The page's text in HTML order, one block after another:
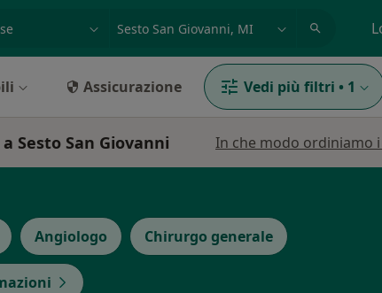
Assicurazione Vedi più filtri • 1
Sesto San Giovanni In che modo ordiniamo
Angiologo Chirurgo generale